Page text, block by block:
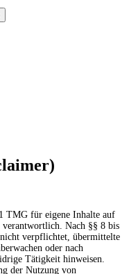
TMG für eigene Inhalte auf
verantwortlich. Nach §§ 8 bis
verpflichtet, übermittelte
oder nach
Tätigkeit hinweisen.
der Nutzung von